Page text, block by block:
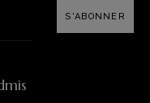
S'ABONNER